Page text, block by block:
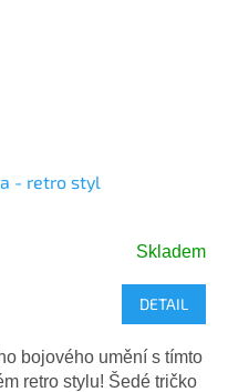
- retro styl
Skladem
DETAIL
bojového umění s tímto
retro stylu! Šedé tričko